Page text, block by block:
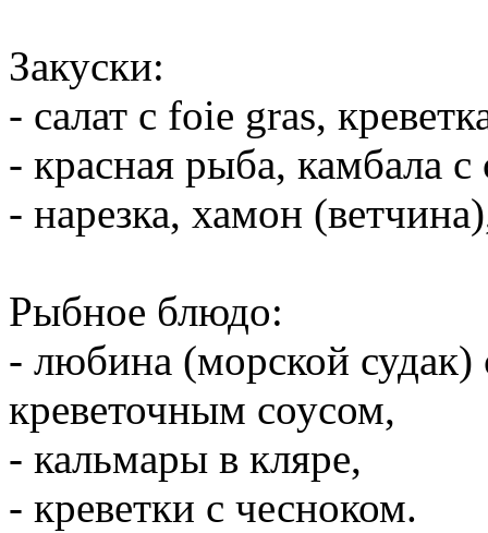
Закуски:
- салат с foie gras,
- красная рыба, камбала с
- нарезка, хамон
Рыбное блюдо:
- любина (морской
креветочным соусом,
- кальмары в кляре,
- креветки с чесноком.